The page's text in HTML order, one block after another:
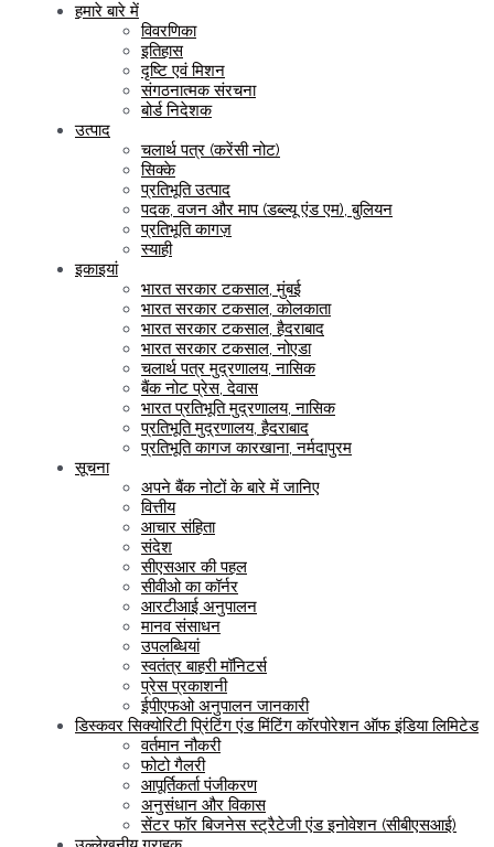
हमारे बारे में
विवरणिका
इतिहास
दृष्टि एवं मिशन
संगठनात्मक संरचना
बोर्ड निदेशक
उत्पाद
चलार्थ पत्र (करेंसी नोट)
सिक्के
प्रतिभूति उत्पाद
पदक, वजन और माप (डब्ल्यू एंड एम), बुलियन
प्रतिभूति कागज़
स्याही
इकाइयां
भारत सरकार टकसाल, मुंबई
भारत सरकार टकसाल, कोलकाता
भारत सरकार टकसाल, हैदराबाद
भारत सरकार टकसाल, नोएडा
चलार्थ पत्र मुद्रणालय, नासिक
बैंक नोट प्रेस, देवास
भारत प्रतिभूति मुद्रणालय, नासिक
प्रतिभूति मुद्रणालय, हैदराबाद
प्रतिभूति कागज कारखाना, नर्मदापुरम
सूचना
अपने बैंक नोटों के बारे में जानिए
वित्तीय
आचार संहिता
संदेश
सीएसआर की पहल
सीवीओ का कॉर्नर
आरटीआई अनुपालन
मानव संसाधन
उपलब्धियां
स्वतंत्र बाहरी मॉनिटर्स
प्रेस प्रकाशनी
ईपीएफओ अनुपालन जानकारी
डिस्कवर सिक्योरिटी प्रिंटिंग एंड मिंटिंग कॉरपोरेशन ऑफ इंडिया लिमिटेड
वर्तमान नौकरी
फोटो गैलरी
आपूर्तिकर्ता पंजीकरण
अनुसंधान और विकास
सेंटर फॉर बिजनेस स्ट्रैटेजी एंड इनोवेशन (सीबीएसआई)